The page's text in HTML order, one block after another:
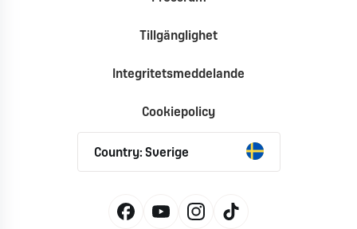
Tillgänglighet
Integritetsmeddelande
Cookiepolicy
Country: Sverige